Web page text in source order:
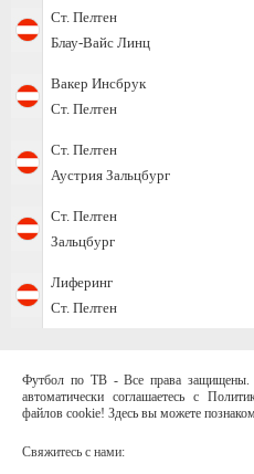
Ст. Пелтен
Блау-Вайс Линц
Вакер Инсбрук
Ст. Пелтен
Ст. Пелтен
Аустрия Зальцбург
Ст. Пелтен
Зальцбург
Лиферинг
Ст. Пелтен
Футбол по ТВ - Все права защищены.
автоматически соглашаетесь с
файлов cookie! Здесь вы можете
Свяжитесь с нами: